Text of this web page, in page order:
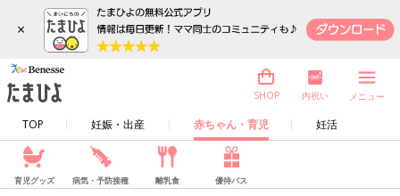
×
TOP 妊娠・出産 赤ちゃん・育児 妊活
SHOP 内祝い メニュー
育児グッズ 病気・予防接種 離乳食 優待パス